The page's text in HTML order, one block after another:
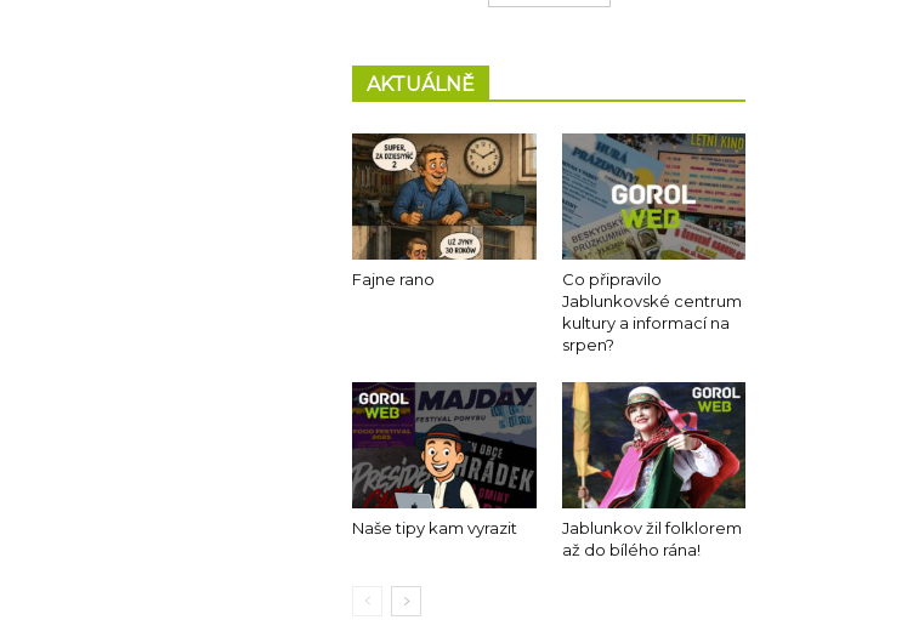
AKTUÁLNĚ
Fajne rano
Co připravilo
Jablunkovské centrum
kultury a informací na
srpen?
Naše tipy kam vyrazit
Jablunkov žil folklorem
až do bílého rána!